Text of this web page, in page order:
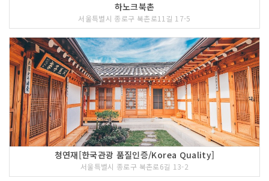
하노크북촌
서울특별시 종로구 북촌로11길 17-5
청연재[한국관광 품질인증/Korea Quality]
서울특별시 종로구 북촌로6길 13-2